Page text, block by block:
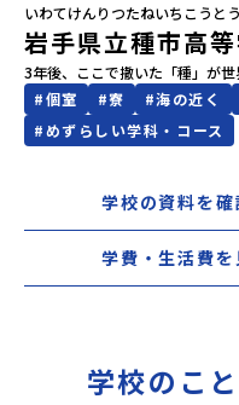
いわてけんりつたねいちこうと
岩手県立種市高
3年後、ここで撒いた「種」が
#個室 #寮 #海の近く
#めずらしい学科・コース
学校の資料を確
学費・生活費を
学校のこ